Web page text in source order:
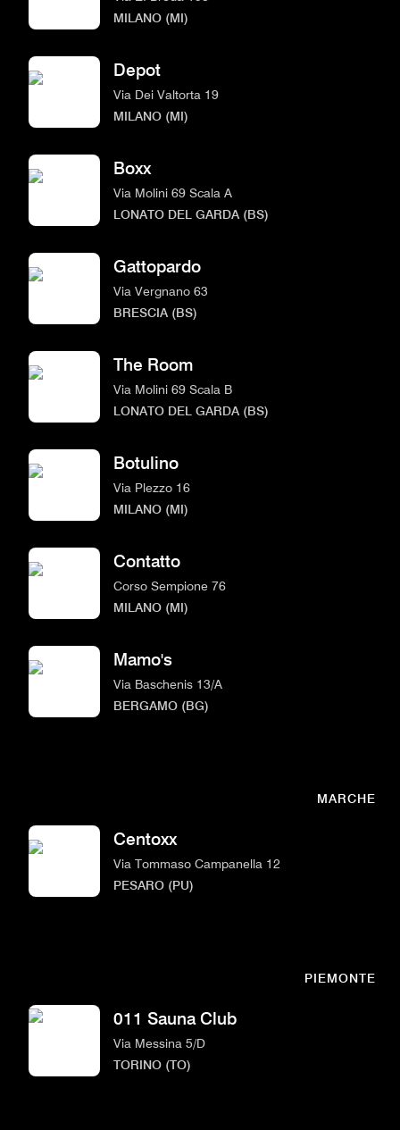
MILANO (MI)
Depot
Via Dei Valtorta 19
MILANO (MI)
Boxx
Via Molini 69 Scala A
LONATO DEL GARDA (BS)
Gattopardo
Via Vergnano 63
BRESCIA (BS)
The Room
Via Molini 69 Scala B
LONATO DEL GARDA (BS)
Botulino
Via Plezzo 16
MILANO (MI)
Contatto
Corso Sempione 76
MILANO (MI)
Mamo's
Via Baschenis 13/A
BERGAMO (BG)
MARCHE
Centoxx
Via Tommaso Campanella 12
PESARO (PU)
PIEMONTE
011 Sauna Club
Via Messina 5/D
TORINO (TO)